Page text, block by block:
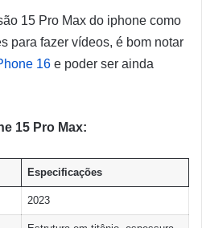
15 Pro Max do iphone como
para fazer vídeos, é bom notar
16 e poder ser ainda
15 Pro Max:
Especificações
2023